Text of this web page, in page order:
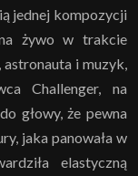
jednej kompozycji
żywo w trakcie
i muzyk,
Challenger, na
głowy, że pewna
jaka panowała w
elastyczną